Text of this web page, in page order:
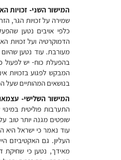
המישור השני- זכויות
שמירה על זכויות הגר,
כלפי אויבים נטען
הדמוקרטיה ועל זכויות
מעורבת. עוד נטען
בהפעלת כוח- יש לפעול
המבקש לפגוע בזכויות
בנושאים המהותיים שעל
המישור השלישי-
התערבות פוליטית
שופטים מגנה יותר טוב
עוד נאמר כי ישראל
העליון. גם האקטיביזם
מאידך, נטען כי שחיקת